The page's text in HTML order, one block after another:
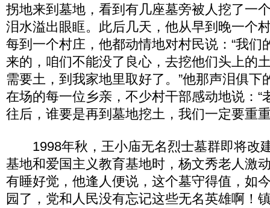
拐地来到墓地，看到有几座墓旁被人挖了一
泪水溢出眼眶。此后几天，他从早到晚一个
每到一个村庄，他都动情地对村民说：“我们
来的，咱们不能没了良心，去挖他们头上的
需要土，到我家地里取好了。”他那声泪俱下
在场的每一位乡亲，不少村干部感动地说：“
往后，谁要是再到墓地挖土，我们一定要重
1998年秋，王小庙无名烈士墓群即将改
基地和爱国主义教育基地时，杨文秀老人激
有睡好觉，他逢人便说，这个墓守得值，如
园了，党和人民没有忘记这些无名英雄啊！